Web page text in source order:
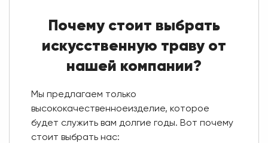
Почему стоит выбрать
искусственную траву от
нашей компании?
Мы предлагаем только
высококачественноеизделие, которое
будет служить вам долгие годы. Вот почему
стоит выбрать нас: